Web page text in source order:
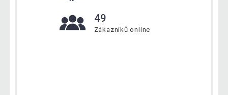
49
Zákazníků online